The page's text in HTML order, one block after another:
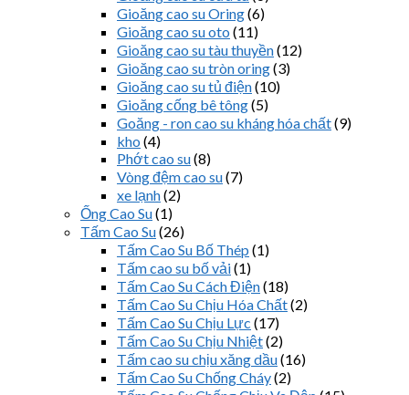
Gioăng cao su Oring(6)
Gioăng cao su oto (11)
Gioăng cao su tàu thuyền(12)
Gioăng cao su tròn oring(3)
Gioăng cao su tủ điện(10)
Gioăng cống bê tông(5)
Goăng - ron cao su kháng hóa chất(9)
kho (4)
Phớt cao su(8)
Vòng đệm cao su(7)
xe lạnh(2)
Ống Cao Su(1)
Tấm Cao Su(26)
Tấm Cao Su Bố Thép (1)
Tấm cao su bố vải(1)
Tấm Cao Su Cách Điện(18)
Tấm Cao Su Chịu Hóa Chất(2)
Tấm Cao Su Chịu Lực (17)
Tấm Cao Su Chịu Nhiệt(2)
Tấm cao su chịu xăng dầu(16)
Tấm Cao Su Chống Cháy(2)